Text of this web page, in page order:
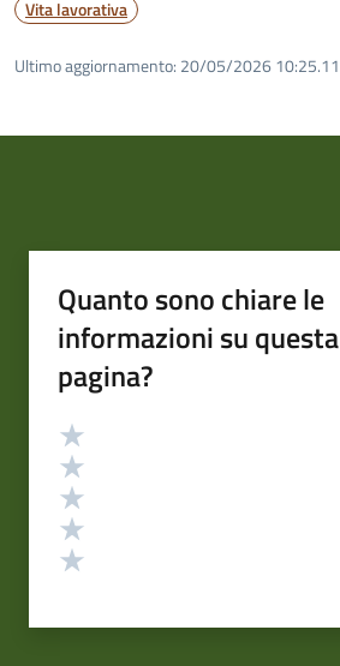
Vita lavorativa
Ultimo aggiornamento: 20/05/2026 10:25.11
Quanto sono chiare le
informazioni su questa
pagina?
Valutazione